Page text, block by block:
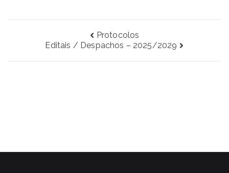
Protocolos
Editais / Despachos – 2025/2029